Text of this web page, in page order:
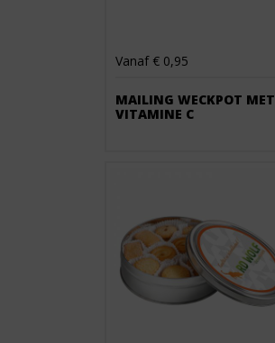
Vanaf € 0,95
MAILING WECKPOT MET
VITAMINE C